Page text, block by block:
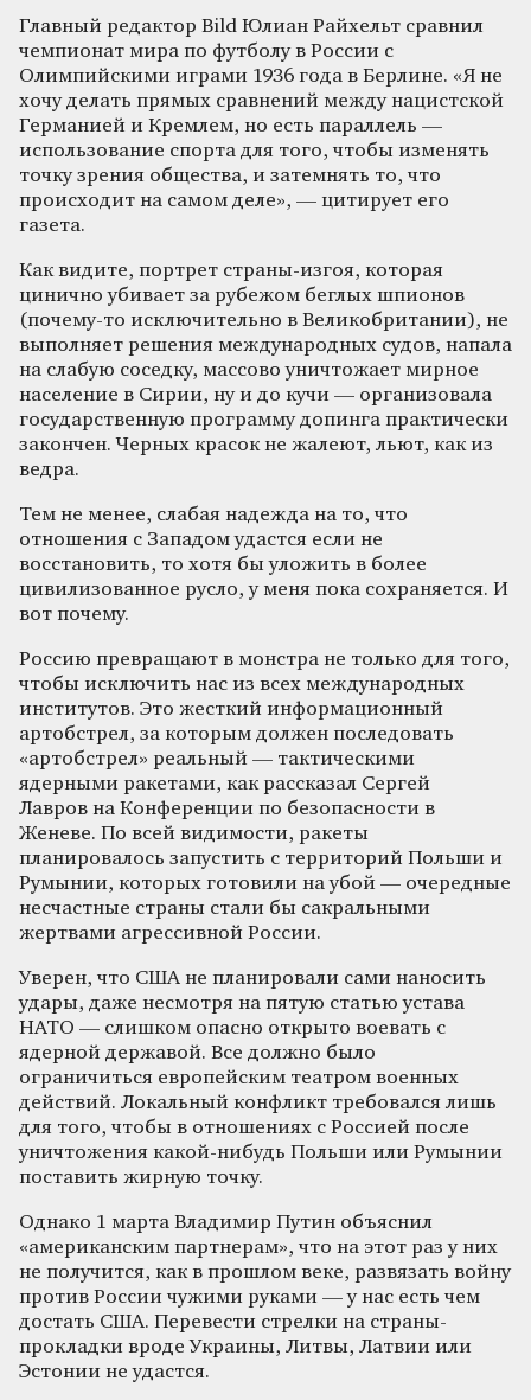
Главный редактор Bild Юлиан Райхельт сравнил
чемпионат мира по футболу в России с
Олимпийскими играми 1936 года в Берлине. «Я не
хочу делать прямых сравнений между нацистской
Германией и Кремлем, но есть параллель —
использование спорта для того, чтобы изменять
точку зрения общества, и затемнять то, что
происходит на самом деле», — цитирует его
газета.
Как видите, портрет страны-изгоя, которая
цинично убивает за рубежом беглых шпионов
(почему-то исключительно в Великобритании), не
выполняет решения международных судов, напала
на слабую соседку, массово уничтожает мирное
население в Сирии, ну и до кучи — организовала
государственную программу допинга практически
закончен. Черных красок не жалеют, льют, как из
ведра.
Тем не менее, слабая надежда на то, что
отношения с Западом удастся если не
восстановить, то хотя бы уложить в более
цивилизованное русло, у меня пока сохраняется. И
вот почему.
Россию превращают в монстра не только для того,
чтобы исключить нас из всех международных
институтов. Это жесткий информационный
артобстрел, за которым должен последовать
«артобстрел» реальный — тактическими
ядерными ракетами, как рассказал Сергей
Лавров на Конференции по безопасности в
Женеве. По всей видимости, ракеты
планировалось запустить с территорий Польши и
Румынии, которых готовили на убой — очередные
несчастные страны стали бы сакральными
жертвами агрессивной России.
Уверен, что США не планировали сами наносить
удары, даже несмотря на пятую статью устава
НАТО — слишком опасно открыто воевать с
ядерной державой. Все должно было
ограничиться европейским театром военных
действий. Локальный конфликт требовался лишь
для того, чтобы в отношениях с Россией после
уничтожения какой-нибудь Польши или Румынии
поставить жирную точку.
Однако 1 марта Владимир Путин объяснил
«американским партнерам», что на этот раз у них
не получится, как в прошлом веке, развязать войну
против России чужими руками — у нас есть чем
достать США. Перевести стрелки на страны-
прокладки вроде Украины, Литвы, Латвии или
Эстонии не удастся.